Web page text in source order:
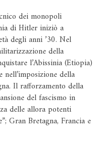
dei monopoli
di Hitler iniziò a
degli anni ’30. Nel
della
l’Abissinia (Etiopia)
della
Il rafforzamento della
del fascismo in
delle allora potenti
Gran Bretagna, Francia e